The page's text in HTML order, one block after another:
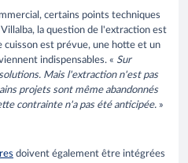
certains points techniques
la question de l'extraction est
est prévue, une hotte et un
indispensables. « Sur
Mais l'extraction n'est pas
projets sont même abandonnés
contrainte n'a pas été anticipée. »
doivent également être intégrées